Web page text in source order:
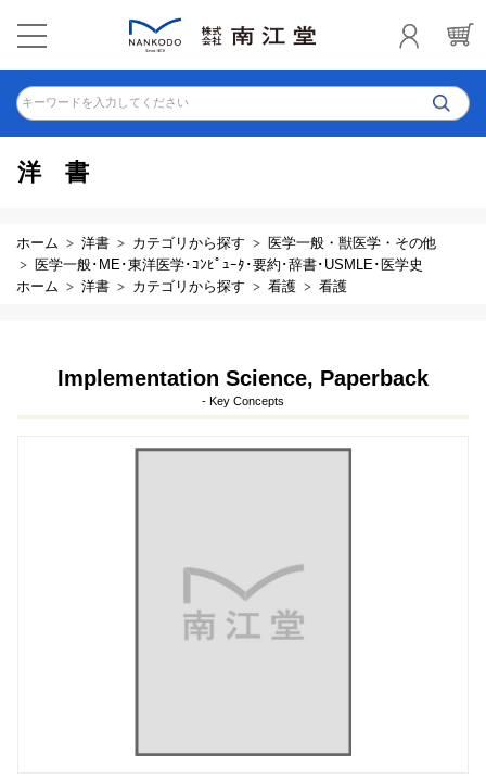
キーワードを入力してください
洋書
ホーム 洋書 カテゴリから探す
医学一般・獣医学・その他
医学一般･ME･東洋医学･ｺﾝﾋﾟｭｰﾀ･要約･辞書･USMLE･医学史
ホーム
洋書 カテゴリから探す 看護 看護
Implementation Science, Paperback
- Key Concepts